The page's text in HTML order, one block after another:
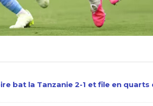
bat la Tanzanie 2-1 et file en quarts